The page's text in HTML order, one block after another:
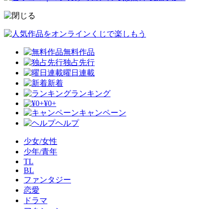
無料作品
独占先行
曜日連載
新着
ランキング
¥0+
キャンペーン
ヘルプ
少女/女性
少年/青年
TL
BL
ファンタジー
恋愛
ドラマ